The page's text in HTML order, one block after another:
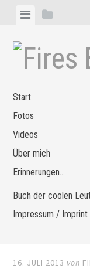
Zum
springen
Menü
Start
Fotos
Videos
Über mich
Erinnerungen…
Buch der coolen
Impressum / Imprint
16. JULI 2013 von